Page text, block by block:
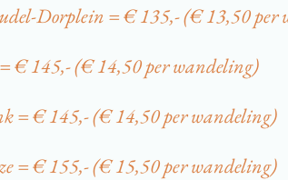
Dorplein = € 135,- (€ 13,50 per
€ 145,- (€ 14,50 per wandeling)
= € 145,- (€ 14,50 per wandeling)
= € 155,- (€ 15,50 per wandeling)